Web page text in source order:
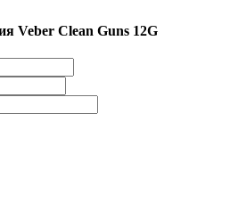
Veber Clean Guns 12G